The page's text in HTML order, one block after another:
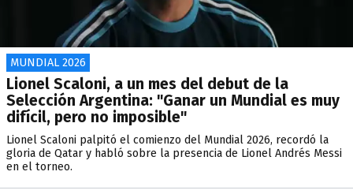
MUNDIAL 2026
Lionel Scaloni, a un mes del debut de la
Selección Argentina: "Ganar un Mundial es muy
difícil, pero no imposible"
​Lionel Scaloni palpitó el comienzo del Mundial 2026, recordó la
gloria de Qatar y habló sobre la presencia de Lionel Andrés Messi
en el torneo.